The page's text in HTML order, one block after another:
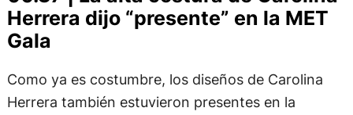
Herrera dijo “presente” en la MET
Gala
Como ya es costumbre, los diseños de Carolina
Herrera también estuvieron presentes en la